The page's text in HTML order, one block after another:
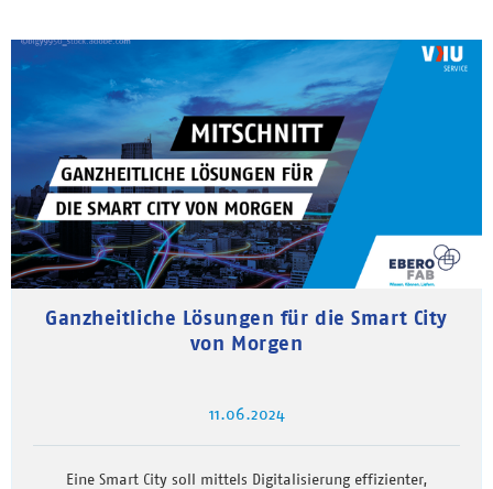
Ganzheitliche Lösungen für die Smart City
von Morgen
11.06.2024
Eine Smart City soll mittels Digitalisierung effizienter,